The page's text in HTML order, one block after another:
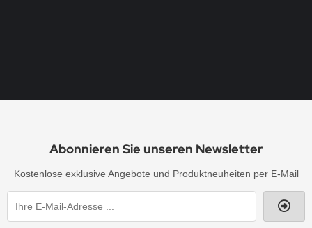
Abonnieren Sie unseren Newsletter
Kostenlose exklusive Angebote und Produktneuheiten per E-Mail